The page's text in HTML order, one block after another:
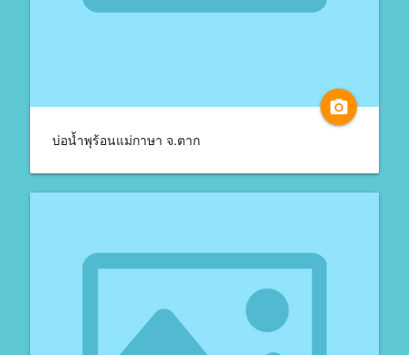
camera_alt
บ่อน้ำพุร้อนแม่กาษา จ.ตาก